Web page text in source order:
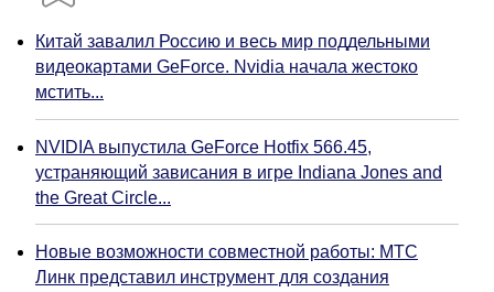
Китай завалил Россию и весь мир поддельными
видеокартами GeForce. Nvidia начала жестоко
мстить...
NVIDIA выпустила GeForce Hotfix 566.45,
устраняющий зависания в игре Indiana Jones and
the Great Circle...
Новые возможности совместной работы: МТС
Линк представил инструмент для создания